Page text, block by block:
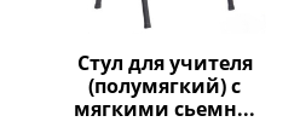
Стул для учителя
(полумягкий) с
мягкими сьемн...